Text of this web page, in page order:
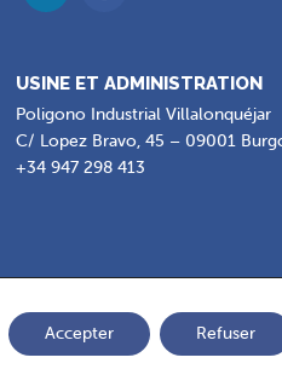
USINE ET ADMINISTRATION
Poligono Industrial Villalonquéjar
C/ Lopez Bravo, 45 – 09001
+34 947 298 413
des cookies Contact
Accepter Refuser